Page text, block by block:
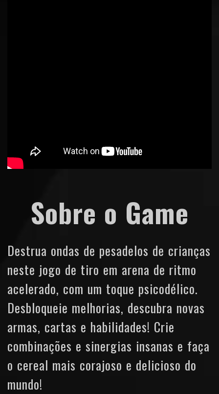
Sobre o Game
Destrua ondas de pesadelos de crianças
neste jogo de tiro em arena de ritmo
acelerado, com um toque psicodélico.
Desbloqueie melhorias, descubra novas
armas, cartas e habilidades! Crie
combinações e sinergias insanas e faça
o cereal mais corajoso e delicioso do
mundo!